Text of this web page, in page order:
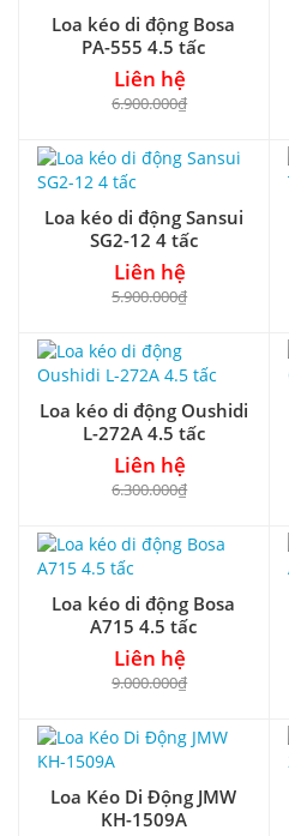
Loa kéo di động Bosa
PA-555 4.5 tấc
Liên hệ
6.900.000₫
Loa kéo di động Sansui
SG2-12 4 tấc
Liên hệ
5.900.000₫
Loa kéo di động Oushidi
L-272A 4.5 tấc
Liên hệ
6.300.000₫
Loa kéo di động Bosa
A715 4.5 tấc
Liên hệ
9.000.000₫
Loa Kéo Di Động JMW
KH-1509A